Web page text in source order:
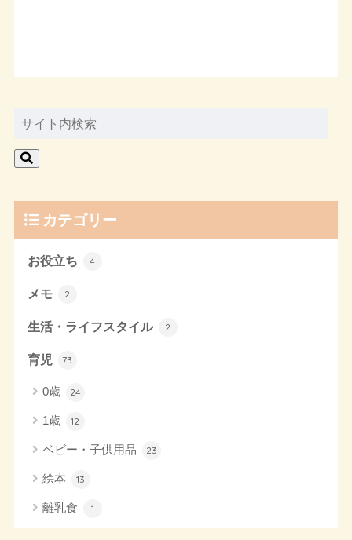
カテゴリー
お役立ち 4
メモ 2
生活・ライフスタイル 2
育児 73
0歳 24
1歳 12
ベビー・子供用品 23
絵本 13
離乳食 1